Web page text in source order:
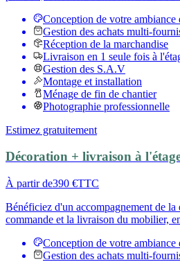
Conception de votre ambiance
Gestion des achats multi-
Réception de la marchandise
Livraison en 1 seule fois à
Gestion des S.A.V
Montage et installation
Ménage de fin de chantier
Photographie professionnelle
Estimez gratuitement
Décoration + livraison à
À partir de390 €TTC
Bénéficiez d'un accompagnement de la
commande et la livraison du mobilier,
Conception de votre ambiance
Gestion des achats multi-